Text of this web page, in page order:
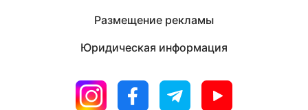
Размещение рекламы
Юридическая информация